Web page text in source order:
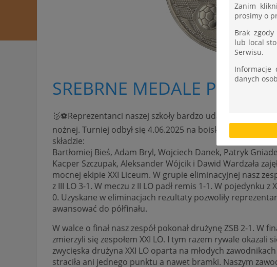
SREBRNE MEDALE
🥈⚽Reprezentanci naszej szkoły bardzo udanie wystąpili
nożnej. Turniej odbył się 4.06.2025 na boisku TOSiR w
składzie:
Bartłomiej Bieś, Adam Bryl, Wojciech Danek, Patryk
Kacper Szczupak, Aleksander Wójcik i Dawid Wardzała
mocnej ekipie XXI Liceum. W grupie eliminacyjnej nasz
z III LO 3-1. W meczu z II LO padł remis 1-1. W pojedynku
0. Uzyskane w eliminacjach rezultaty pozwoliły
awansować do półfinału.
W walce o finał nasz zespół pokonał drużynę ZSB 2-1. W
zmierzyli się zespołem XXI LO. I tym razem rywale okazali
zwycięska drużyna XXI LO oparta na młodych
straciła ani jednego punktu a nawet bramki. Naszym
Zanim
prosimy o
Brak
lub local
Serwisu.
Informacje
danych